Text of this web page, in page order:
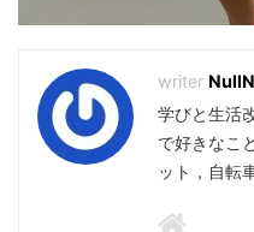
学びと生活
で好きなこ
ット，自転